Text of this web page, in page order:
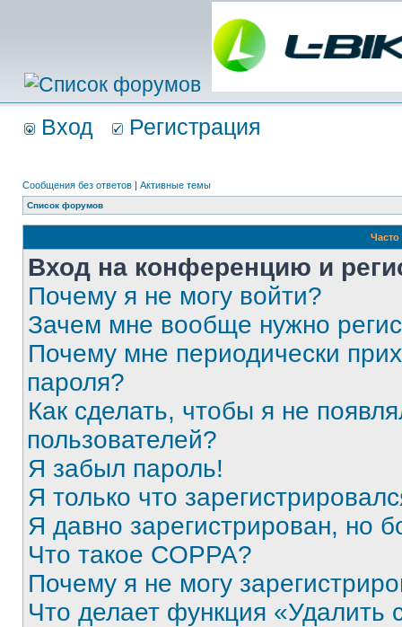
Вход Регистрация
Сообщения без ответов | Активные темы
Список форумов
Вход на конференцию и
Почему я не могу войти?
Зачем мне вообще нужно
Почему мне периодически
пароля?
Как сделать, чтобы я не
пользователей?
Я забыл пароль!
Я только что
Я давно зарегистрирован, но
Что такое COPPA?
Почему я не могу
Что делает функция «Удалить